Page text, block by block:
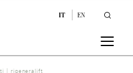
IT EN
rigeneralift